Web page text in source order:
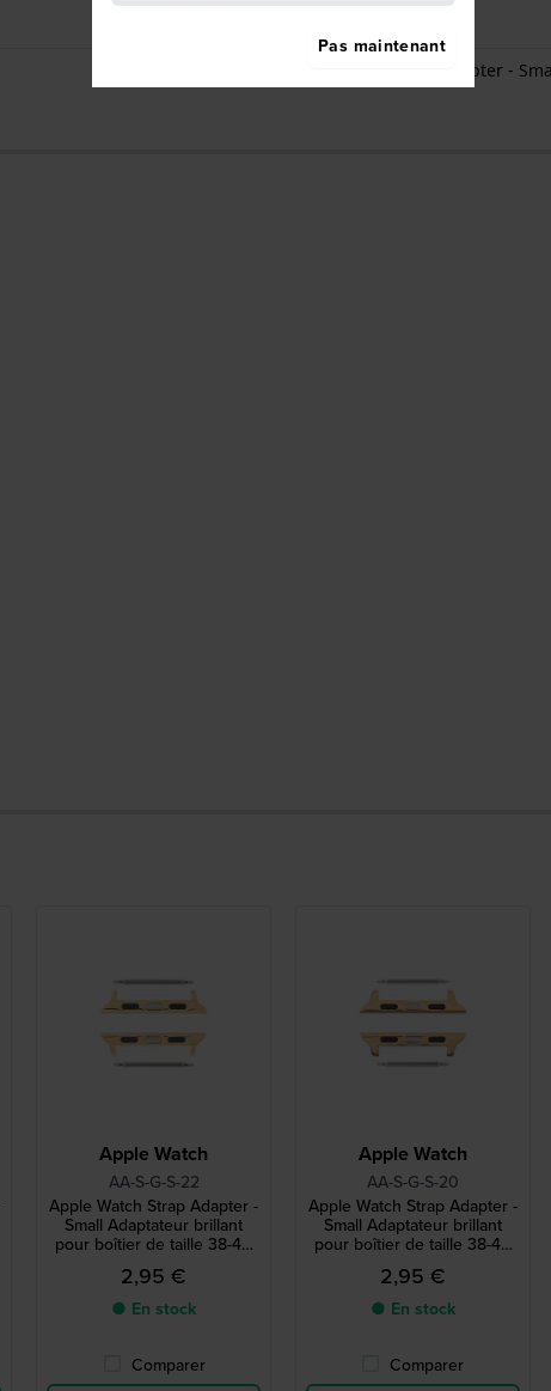
Apple Watch Strap Adapter -
Apple Watch
AA-S-G-S-22
Apple Watch Strap Adapter -
Small Adaptateur brillant
pour boîtier de taille 38-40
mm et bracelet de 22 mm
2,95 €
● En stock
Comparer
Apple Watch
AA-S-G-S-20
Apple Watch Strap Adapter -
Small Adaptateur brillant
pour boîtier de taille 38-40
mm et bracelet de 20 mm
2,95 €
● En stock
Comparer
Pas maintenant